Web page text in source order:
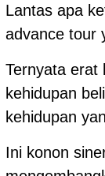
Lantas apa
advance tour
Ternyata
kehidupan
kehidupan
Ini konon